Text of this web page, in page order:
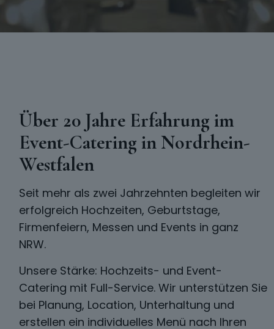
Über 20 Jahre Erfahrung im
Event-Catering in Nordrhein-
Westfalen
Seit mehr als zwei Jahrzehnten begleiten wir
erfolgreich Hochzeiten, Geburtstage,
Firmenfeiern, Messen und Events in ganz
NRW.
Unsere Stärke: Hochzeits- und Event-
Catering mit Full-Service. Wir unterstützen Sie
bei Planung, Location, Unterhaltung und
erstellen ein individuelles Menü nach Ihren